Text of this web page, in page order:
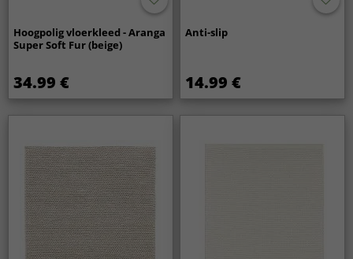
Hoogpolig vloerkleed - Aranga
Super Soft Fur (beige)
34.99 €
Anti-slip
14.99 €